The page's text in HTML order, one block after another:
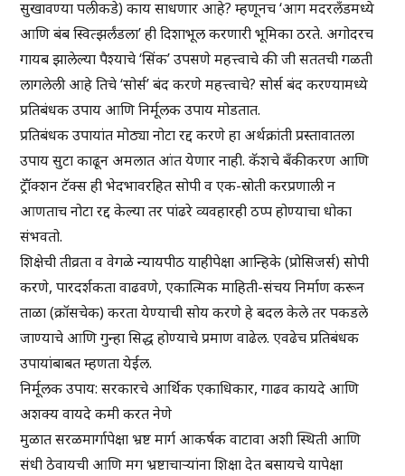
सुखावण्या पलीकडे) काय साधणार आहे? म्हणूनच ‘आग मदरलँडमध्ये
आणि बंब स्वित्झर्लंडला’ ही दिशाभूल करणारी भूमिका ठरते. अगोदरच
गायब झालेल्या पैश्याचे ‘सिंक’ उपसणे महत्त्वाचे की जी सततची गळती
लागलेली आहे तिचे ‘सोर्स’ बंद करणे महत्त्वाचे? सोर्स बंद करण्यामध्ये
प्रतिबंधक उपाय आणि निर्मूलक उपाय मोडतात.
प्रतिबंधक उपायांत मोठ्या नोटा रद्द करणे हा अर्थक्रांती प्रस्तावातला
उपाय सुटा काढून अमलात आंत येणार नाही. कॅशचे बँकीकरण आणि
ट्रॅॉक्शन टॅक्स ही भेदभावरहित सोपी व एक-स्रोती करप्रणाली न
आणताच नोटा रद्द केल्या तर पांढरे व्यवहारही ठप्प होण्याचा धोका
संभवतो.
शिक्षेची तीव्रता व वेगळे न्यायपीठ याहीपेक्षा आन्हिके (प्रोसिजर्स) सोपी
करणे, पारदर्शकता वाढवणे, एकात्मिक माहिती-संचय निर्माण करून
ताळा (क्रॉसचेक) करता येण्याची सोय करणे हे बदल केले तर पकडले
जाण्याचे आणि गुन्हा सिद्ध होण्याचे प्रमाण वाढेल. एवढेच प्रतिबंधक
उपायांबाबत म्हणता येईल.
निर्मूलक उपाय: सरकारचे आर्थिक एकाधिकार, गाढव कायदे आणि
अशक्य वायदे कमी करत नेणे
मुळात सरळमार्गापेक्षा भ्रष्ट मार्ग आकर्षक वाटावा अशी स्थिती आणि
संधी ठेवायची आणि मग भ्रष्टाचाऱ्यांना शिक्षा देत बसायचे यापेक्षा